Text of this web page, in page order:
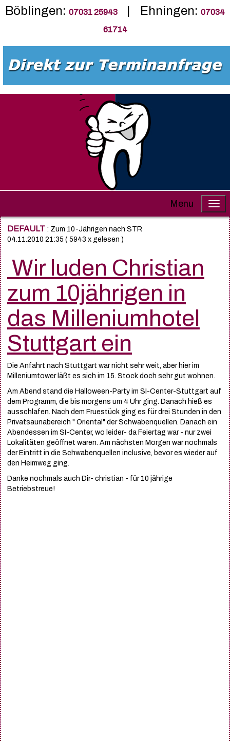
Böblingen: 07031 25943 | Ehningen: 07034
61714
Menu
DEFAULT: Zum 10-Jährigen nach STR
04.11.2010 21:35 ( 5943 x gelesen )
Wir luden Christian
zum 10jährigen in
das Milleniumhotel
Stuttgart ein
Die Anfahrt nach Stuttgart war nicht sehr weit, aber hier im
Milleniumtower läßt es sich im 15. Stock doch sehr gut wohnen.
Am Abend stand die Halloween-Party im SI-Center-Stuttgart auf
dem Programm, die bis morgens um 4 Uhr ging. Danach hieß es
ausschlafen. Nach dem Fruestück ging es für drei Stunden in den
Privatsaunabereich " Oriental" der Schwabenquellen. Danach ein
Abendessen im SI-Center, wo leider- da Feiertag war - nur zwei
Lokalitäten geöffnet waren. Am nächsten Morgen war nochmals
der Eintritt in die Schwabenquellen inclusive, bevor es wieder auf
den Heimweg ging.
Danke nochmals auch Dir- christian - für 10 jährige
Betriebstreue!